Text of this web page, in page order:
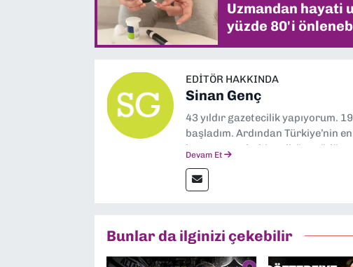
Uzmandan hayati
yüzde 80'i
EDITÖR HAKKINDA
Sinan Genç
43 yıldır gazetecilik yapıyorum.
başladım. Ardından Türkiye’nin
boyunca muhabir, editör, müdür
anda Dokuz Eylül Gazetesi'nde
Devam Et
Bunlar da ilginizi çekebilir